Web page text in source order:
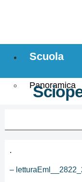
Scuola
Panoramica
Le persone
.
–